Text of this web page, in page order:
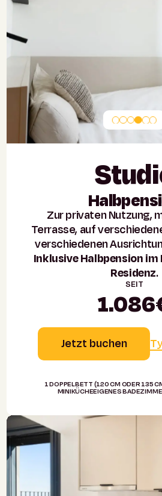
Zur privaten Nutzung,
Terrasse, auf
verschiedenen
Inklusive Halbpension
Residenz.
SEIT
Jetzt buchen
1 DOPPELBETT (120 CM ODER 135
MINIKÜCHEEIGENES